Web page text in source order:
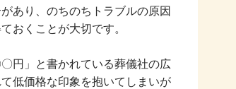
あり、のちのちトラブルの原因
おくことが大切です。
円」と書かれている葬儀社の広
低価格な印象を抱いてしまいが